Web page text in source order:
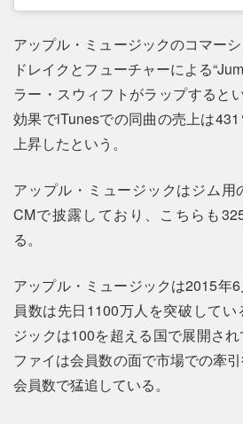
アップル・ミュージックのコマーシ
ドレイクとフューチャーによる
ラー・スウィフトがラップすると
効果でiTunesでの同曲の売上は
上昇したという。
アップル・ミュージックはジム用
CMで披露しており、こちらも
る。
アップル・ミュージックは2015年
員数は先日1100万人を突破して
ジックは100を超える国で展開さ
ファイは会員数の面で市場での牽
会員数で猛追している。